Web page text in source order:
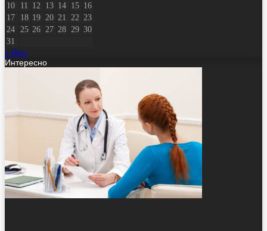
10
11 12 13 14 15 16
17
18 19 20 21 22 23
24
25 26 27 28 29 30
31
« Июл
Интересно